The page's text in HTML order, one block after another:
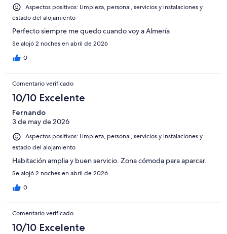
Mediocre
Horrible
Aspectos positivos: Limpieza, personal, servicios y instalaciones y
estado del alojamiento
Perfecto siempre me quedo cuando voy a Almería
Se alojó 2 noches en abril de 2026
0
Comentario verificado
10/10 Excelente
Fernando
3 de may de 2026
Aspectos positivos: Limpieza, personal, servicios y instalaciones y
estado del alojamiento
Habitación amplia y buen servicio. Zona cómoda para aparcar.
Se alojó 2 noches en abril de 2026
0
Comentario verificado
10/10 Excelente